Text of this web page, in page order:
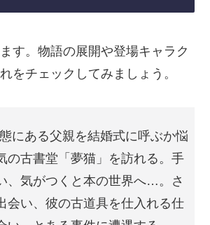
す。物語の展開や登場キャラク
をチェックしてみましょう。
にある父親を結婚式に呼ぶか悩
の古書堂「夢猫」を訪れる。手
、気がつくと本の世界へ…。さ
会い、彼の古道具を仕入れる仕